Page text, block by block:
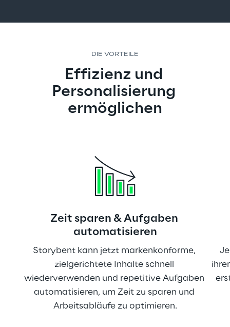
DIE VORTEILE
Effizienz und
Personalisierung
ermöglichen
Zeit sparen & Aufgaben
automatisieren
Storybent kann jetzt markenkonforme,
zielgerichtete Inhalte schnell
wiederverwenden und repetitive Aufgaben
automatisieren, um Zeit zu sparen und
Arbeitsabläufe zu optimieren.